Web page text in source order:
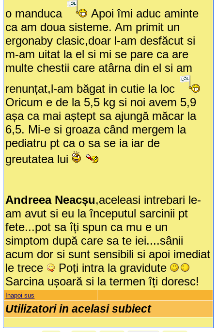
o manduca
Apoi îmi aduc aminte
ca am doua sisteme. Am primit un
ergonaby clasic,doar l-am desfăcut si
m-am uitat la el si mi se pare ca are
multe chestii care atârna din el si am
renunțat,l-am băgat in cutie la loc
Oricum e de la 5,5 kg si noi avem 5,9
așa ca mai aștept sa ajungă măcar la
6,5. Mi-e si groaza când mergem la
pediatru pt ca o sa se ia iar de
greutatea lui
Andreea Neacșu,aceleasi intrebari le-
am avut si eu la începutul sarcinii pt
fete...pot sa îți spun ca mu e un
simptom după care sa te iei....sânii
acum dor si sunt sensibili si apoi imediat
le trece
Poți intra la gravidute
Sarcina ușoară si la termen îți doresc!
Inapoi sus
Utilizatori in acelasi subiect